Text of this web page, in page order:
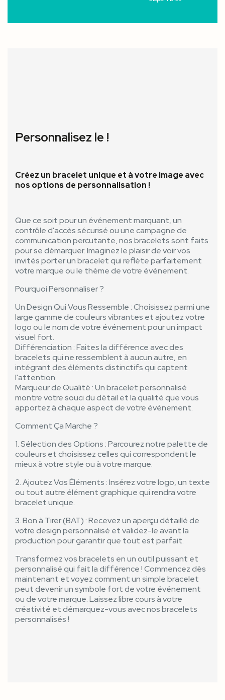
Personnalisez le !
Créez un bracelet unique et à votre image avec
nos options de personnalisation !
Que ce soit pour un événement marquant, un
contrôle d'accès sécurisé ou une campagne de
communication percutante, nos bracelets sont faits
pour se démarquer. Imaginez le plaisir de voir vos
invités porter un bracelet qui reflète parfaitement
votre marque ou le thème de votre événement.
Pourquoi Personnaliser ?
Un Design Qui Vous Ressemble : Choisissez parmi une
large gamme de couleurs vibrantes et ajoutez votre
logo ou le nom de votre événement pour un impact
visuel fort.
Différenciation : Faites la différence avec des
bracelets qui ne ressemblent à aucun autre, en
intégrant des éléments distinctifs qui captent
l'attention.
Marqueur de Qualité : Un bracelet personnalisé
montre votre souci du détail et la qualité que vous
apportez à chaque aspect de votre événement.
Comment Ça Marche ?
1. Sélection des Options : Parcourez notre palette de
couleurs et choisissez celles qui correspondent le
mieux à votre style ou à votre marque.
2. Ajoutez Vos Éléments : Insérez votre logo, un texte
ou tout autre élément graphique qui rendra votre
bracelet unique.
3. Bon à Tirer (BAT) : Recevez un aperçu détaillé de
votre design personnalisé et validez-le avant la
production pour garantir que tout est parfait.
Transformez vos bracelets en un outil puissant et
personnalisé qui fait la différence ! Commencez dès
maintenant et voyez comment un simple bracelet
peut devenir un symbole fort de votre événement
ou de votre marque. Laissez libre cours à votre
créativité et démarquez-vous avec nos bracelets
personnalisés !